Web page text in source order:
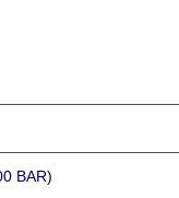
BAR)